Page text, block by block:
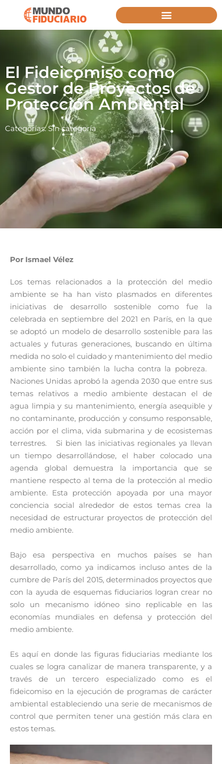
El Fideicomiso como
Gestor de Proyectos de
Protección Ambiental
Categorías:Sin categoría
Por Ismael Vélez
Los temas relacionados a la protección del medio
ambiente se ha han visto plasmados en diferentes
iniciativas de desarrollo sostenible como fue la
celebrada en septiembre del 2021 en París, en la que
se adoptó un modelo de desarrollo sostenible para las
actuales y futuras generaciones, buscando en última
medida no solo el cuidado y mantenimiento del medio
ambiente sino también la lucha contra la pobreza.
Naciones Unidas aprobó la agenda 2030 que entre sus
temas relativos a medio ambiente destacan el de
agua limpia y su mantenimiento, energía asequible y
no contaminante, producción y consumo responsable,
acción por el clima, vida submarina y de ecosistemas
terrestres. Si bien las iniciativas regionales ya llevan
un tiempo desarrollándose, el haber colocado una
agenda global demuestra la importancia que se
mantiene respecto al tema de la protección al medio
ambiente. Esta protección apoyada por una mayor
conciencia social alrededor de estos temas crea la
necesidad de estructurar proyectos de protección del
medio ambiente.
Bajo esa perspectiva en muchos países se han
desarrollado, como ya indicamos incluso antes de la
cumbre de París del 2015, determinados proyectos que
con la ayuda de esquemas fiduciarios logran crear no
solo un mecanismo idóneo sino replicable en las
economías mundiales en defensa y protección del
medio ambiente.
Es aquí en donde las figuras fiduciarias mediante los
cuales se logra canalizar de manera transparente, y a
través de un tercero especializado como es el
fideicomiso en la ejecución de programas de carácter
ambiental estableciendo una serie de mecanismos de
control que permiten tener una gestión más clara en
estos temas.